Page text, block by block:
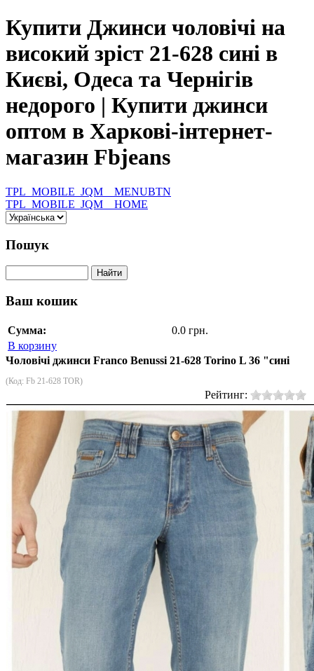
Купити Джинси чоловічі на
високий зріст 21-628 сині в
Києві, Одеса та Чернігів
недорого | Купити джинси
оптом в Харкові-інтернет-
магазин Fbjeans
TPL_MOBILE_JQM__MENUBTN
TPL_MOBILE_JQM__HOME
Пошук
Ваш кошик
Сумма:
0.0 грн.
В корзину
Чоловічі джинси Franco Benussi 21-628 Torino L 36 "сині
(Код: Fb 21-628 TOR)
Рейтинг: